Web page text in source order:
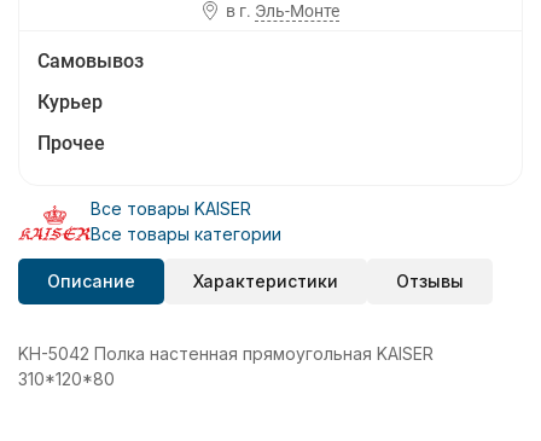
в г. Эль-Монте
Самовывоз
Курьер
Прочее
Все товары KAISER
Все товары категории
Описание Характеристики Отзывы
KH-5042 Полка настенная прямоугольная KAISER
310*120*80